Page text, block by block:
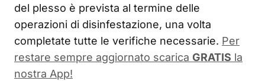
del plesso è prevista al termine delle
operazioni di disinfestazione, una volta
completate tutte le verifiche necessarie. Per
restare sempre aggiornato scarica GRATIS la
nostra App!